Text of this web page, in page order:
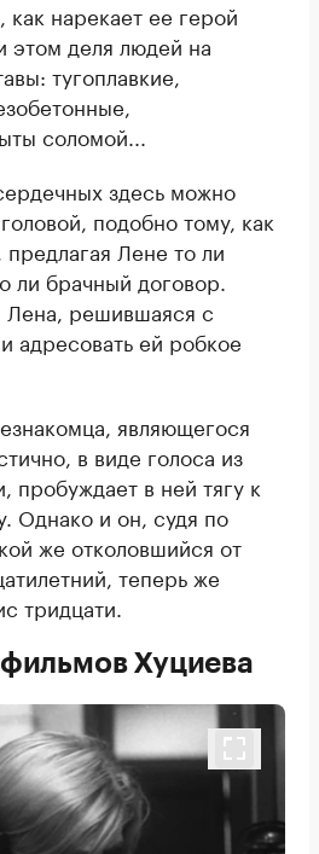
нарекает ее герой
деля людей на
тугоплавкие,
соломой...
здесь можно
подобно тому, как
Лене то ли
ли брачный договор.
Лена, решившаяся с
адресовать ей робкое
являющегося
в виде голоса из
пробуждает в ней тягу к
Однако и он, судя по
же отколовшийся от
теперь же
тридцати.
фильмов Хуциева